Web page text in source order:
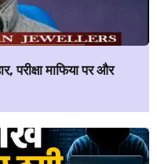
परीक्षा माफिया पर और